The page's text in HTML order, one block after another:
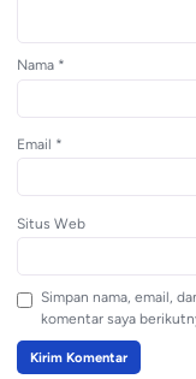
Nama *
Email *
Situs Web
Simpan nama, email,
komentar saya